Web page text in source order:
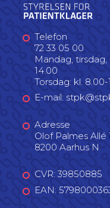
Telefon
72 33 05 00
Mandag,
14.00
Torsdag: kl. 8.00-
E-mail:
Adresse
Olof Palmes Allé
8200 Aarhus N
CVR: 39850885
EAN: